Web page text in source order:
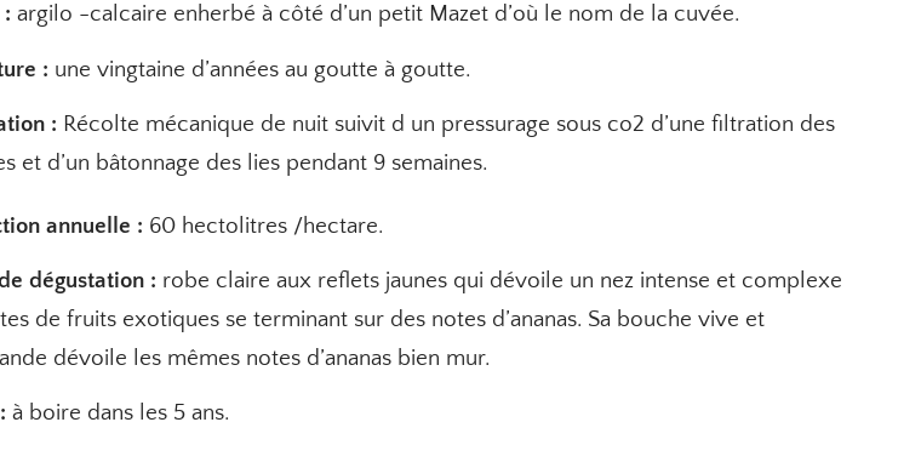
argilo -calcaire enherbé à côté d’un petit Mazet d’où le nom de la cuvée.
: une vingtaine d’années au goutte à goutte.
: Récolte mécanique de nuit suivit d un pressurage sous co2 d’une filtration des
et d’un bâtonnage des lies pendant 9 semaines.
annuelle : 60 hectolitres /hectare.
dégustation : robe claire aux reflets jaunes qui dévoile un nez intense et complexe
de fruits exotiques se terminant sur des notes d’ananas. Sa bouche vive et
dévoile les mêmes notes d’ananas bien mur.
à boire dans les 5 ans.